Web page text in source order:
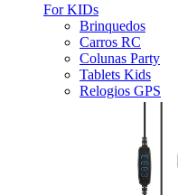
For KIDs
Brinquedos
Carros RC
Colunas Party
Tablets Kids
Relogios GPS